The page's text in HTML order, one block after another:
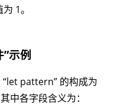
1。
示例
pattern” 的构成为
中各字段含义为：